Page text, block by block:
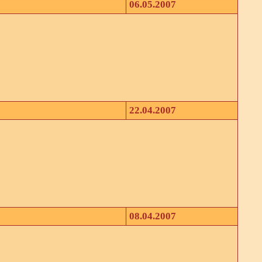
06.05.2007
22.04.2007
08.04.2007